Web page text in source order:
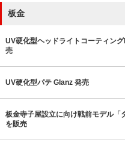
板金
UV硬化型ヘッドライトコーティン
売
UV硬化型パテ Glanz 発売
板金寺子屋設立に向け戦前モデル「
を販売